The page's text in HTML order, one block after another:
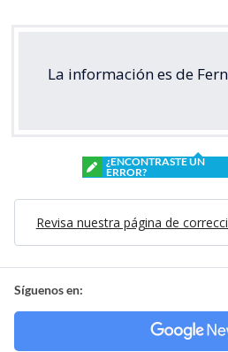
La información es de
¿ENCONTRASTE UN
ERROR?
Revisa nuestra página de
Síguenos en: